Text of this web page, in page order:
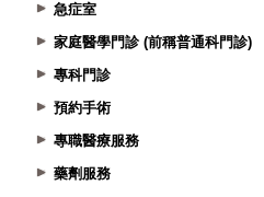
急症室
家庭醫學門診 (前稱普通科門診)
專科門診
預約手術
專職醫療服務
藥劑服務